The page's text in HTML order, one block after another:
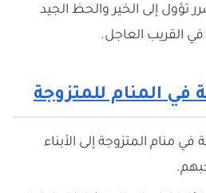
تؤول إلى الخير والحظ الجيد
القريب العاجل.
في المنام للمتزوجة
في منام المتزوجة إلى الأبناء